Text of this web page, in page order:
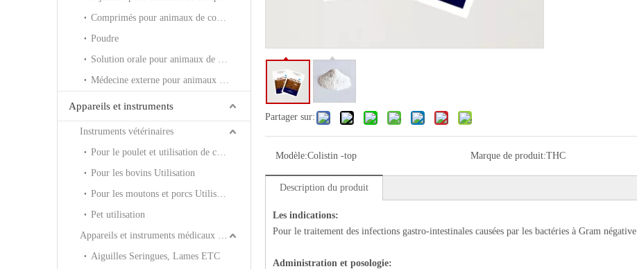
Poudre
Appareils et instruments
Instruments vétérinaires
Pour les bovins Utilisation
Pet utilisation
Aiguilles Seringues, Lames ETC
Partager sur:
Modèle:Colistin -top Marque de produit:THC
Description du produit
Les indications:
Pour le traitement des infections gastro-intestinales causées par les bactéries à Gram négative.
Administration et posologie: